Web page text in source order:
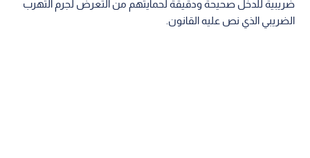
ضريبية للدخل صحيحة ودقيقة لحمايتهم من التعرض لجرم التهرب
الضريبي الذي نص عليه القانون.